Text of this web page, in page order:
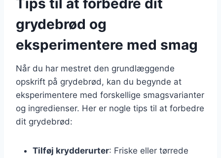
grydebrød og
eksperimentere med smag
Når du har mestret den grundlæggende
opskrift på grydebrød, kan du begynde at
eksperimentere med forskellige smagsvarianter
og ingredienser. Her er nogle tips til at forbedre
dit grydebrød:
Tilføj krydderurter: Friske eller tørrede